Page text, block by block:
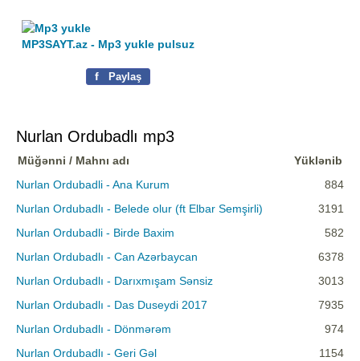
MP3SAYT.az - Mp3 yukle pulsuz
f Paylaş
Nurlan Ordubadlı mp3
Müğənni / Mahnı adı
Yüklənib
Nurlan Ordubadli - Ana Kurum
884
Nurlan Ordubadlı - Belede olur (ft Elbar Semşirli)
3191
Nurlan Ordubadli - Birde Baxim
582
Nurlan Ordubadlı - Can Azərbaycan
6378
Nurlan Ordubadlı - Darıxmışam Sənsiz
3013
Nurlan Ordubadlı - Das Duseydi 2017
7935
Nurlan Ordubadlı - Dönmərəm
974
Nurlan Ordubadlı - Geri Gəl
1154